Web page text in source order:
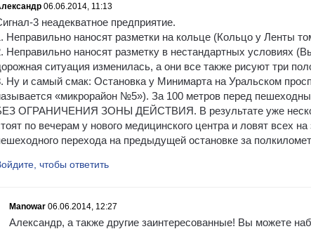
06.06.2014, 11:13
3 неадекватное предприятие.
Неправильно наносят разметки на кольце (Кольцо у Ленты
Неправильно наносят разметку в нестандартных условиях
ситуация изменилась, а они все также рисуют три
Ну и самый смак: Остановка у Минимарта на Уральском
«микрорайон №5»). За 100 метров перед
ОГРАНИЧЕНИЯ ЗОНЫ ДЕЙСТВИЯ. В результате уже
по вечерам у нового медицинского центра и ловят всех
перехода на предыдущей остановке за
чтобы ответить
Manowar 06.06.2014, 12:27
Александр, а также другие заинтересованные! Вы можете